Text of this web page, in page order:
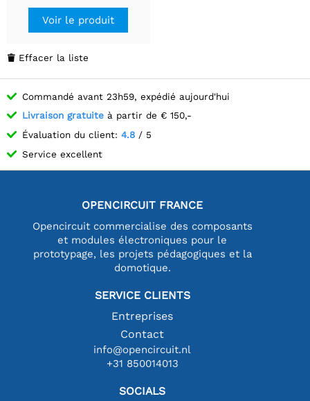
Voir le produit
 Effacer la liste
Commandé avant 23h59, expédié aujourd'hui
Livraison gratuite à partir de € 150,-
Évaluation du client: 4.8 / 5
Service excellent
OPENCIRCUIT FRANCE
Opencircuit commercialise des composants
et modules électroniques pour le
prototypage, les projets pédagogiques et la
domotique.
SERVICE CLIENTS
Entreprises
Contact
info@opencircuit.nl
+31 850014013
SOCIALS